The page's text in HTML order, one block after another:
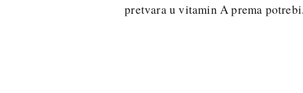
pretvara u vitamin A prema potrebi.